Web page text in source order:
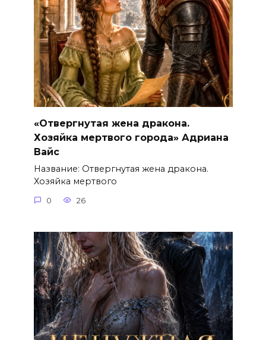
«Отвергнутая жена дракона.
Хозяйка мертвого города» Адриана
Вайс
Название: Отвергнутая жена дракона.
Хозяйка мертвого
0 26